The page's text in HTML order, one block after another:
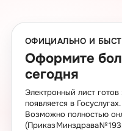
ОФИЦИАЛЬНО И
Оформите
сегодня
Электронный лист
появляется в Госуслугах.
Возможно полностью
(Приказ Минздрава №